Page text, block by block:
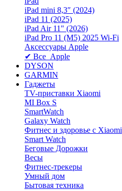
iPad mini 8,3″ (2024)
iPad 11 (2025)
iPad Air 11" (2026)
iPad Pro 11 (M5) 2025 Wi-Fi
Аксессуары Apple
✔ Все Apple
DYSON
GARMIN
Гаджеты
TV-приставки Xiaomi
MI Box S
SmartWatch
Galaxy Watch
Фитнес и здоровье с Xiaomi
Smart Watch
Беговые Дорожки
Весы
Фитнес-трекеры
Умный дом
Бытовая техника